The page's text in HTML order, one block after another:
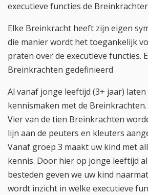
executieve functies de
Elke Breinkracht heeft zijn eigen
die manier wordt het toegankelijk
praten over de executieve functies.
Breinkrachten gedefinieerd
Al vanaf jonge leeftijd (3+ jaar) laten
kennismaken met de Breinkrachten.
Vier van de tien Breinkrachten
lijn aan de peuters en kleuters
Vanaf groep 3 maakt uw kind met
kennis. Door hier op jonge leeftijd
besteden geven we uw kind
wordt inzicht in welke executieve